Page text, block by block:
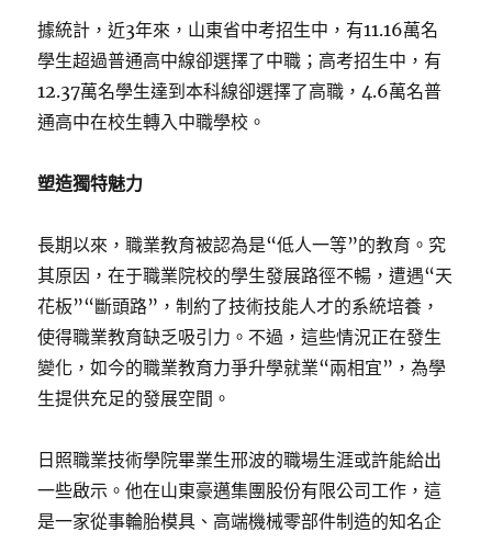
據統計，近3年來，山東省中考招生中，有11.16萬名
學生超過普通高中線卻選擇了中職；高考招生中，有
12.37萬名學生達到本科線卻選擇了高職，4.6萬名普
通高中在校生轉入中職學校。
塑造獨特魅力
長期以來，職業教育被認為是“低人一等”的教育。究
其原因，在于職業院校的學生發展路徑不暢，遭遇“天
花板”“斷頭路”，制約了技術技能人才的系統培養，
使得職業教育缺乏吸引力。不過，這些情況正在發生
變化，如今的職業教育力爭升學就業“兩相宜”，為學
生提供充足的發展空間。
日照職業技術學院畢業生邢波的職場生涯或許能給出
一些啟示。他在山東豪邁集團股份有限公司工作，這
是一家從事輪胎模具、高端機械零部件制造的知名企